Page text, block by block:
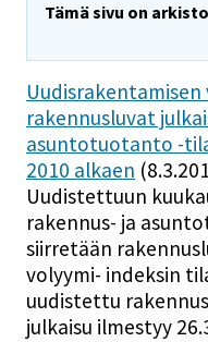
Tämä sivu on
rakennusluvat
asuntotuotanto -
2010 alkaen
Uudistettuun
rakennus- ja
siirretään
volyymi- indeksin
uudistettu
julkaisu ilmestyy